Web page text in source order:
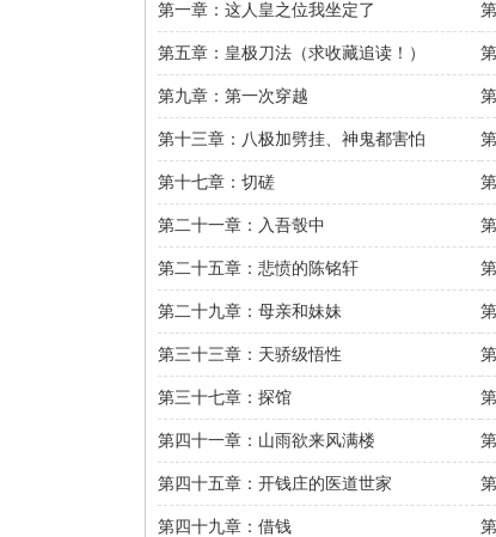
第一章：这人皇之位我坐定了
第五章：皇极刀法（求收藏追读！）
第九章：第一次穿越
第十三章：八极加劈挂、神鬼都害怕
第十七章：切磋
第二十一章：入吾彀中
第二十五章：悲愤的陈铭轩
第二十九章：母亲和妹妹
第三十三章：天骄级悟性
第三十七章：探馆
第四十一章：山雨欲来风满楼
第四十五章：开钱庄的医道世家
第四十九章：借钱